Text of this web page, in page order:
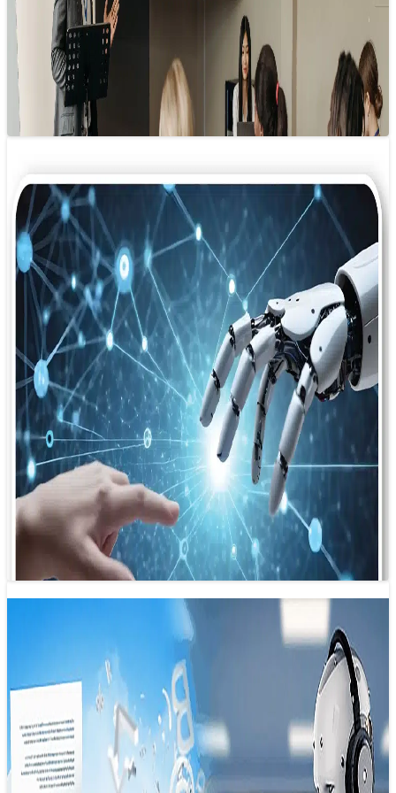
09/12/2024 23:29
Nếu coi doanh nghiệp là một “cỗ máy khổng lồ”, thì truyền
thông tổ chức chính là dòng chảy dầu nhớt mượt mà,…
Báo chí tái sinh từ chính mình
08/12/2024 22:29
Thách thức chưa từng có cũng chính là cơ hội để báo chí
tái sinh. Và hành trình tái sinh ấy, không ai…